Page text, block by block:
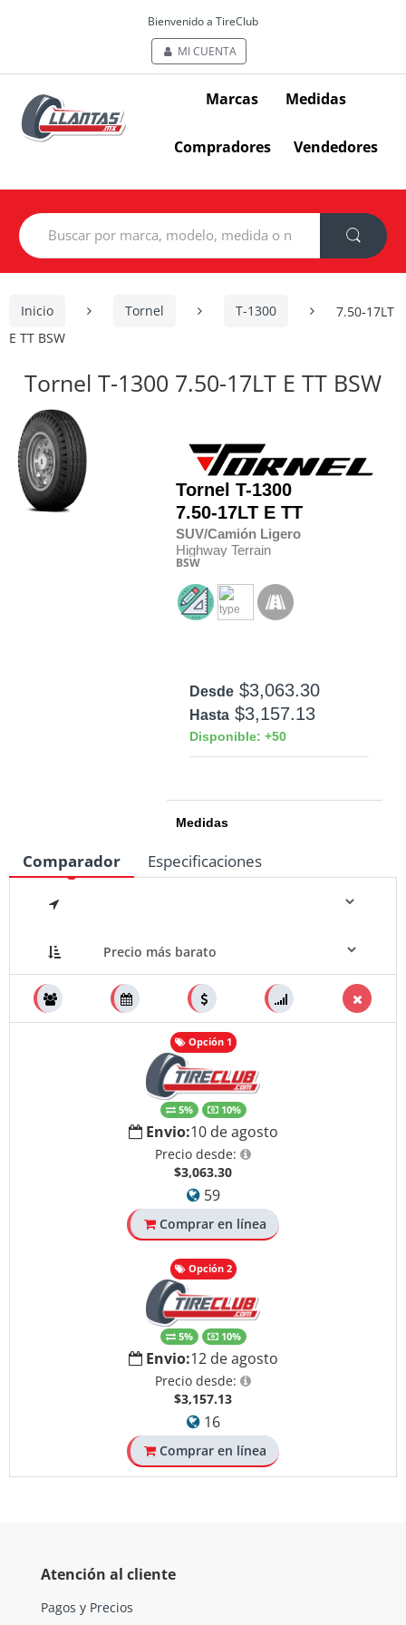
Bienvenido a TireClub
MI CUENTA
Marcas Medidas
Compradores Vendedores
Search
for:
Inicio Tornel T-1300
7.50-17LT
E TT BSW
Tornel T-1300 7.50-17LT E TT BSW
Tornel T-1300
7.50-17LT E TT
SUV/Camión Ligero
Highway Terrain
BSW
Desde $3,063.30
Hasta $3,157.13
Disponible: +50
Medidas
Comparador Especificaciones
Opción 1
5% 10%
Envio:10 de agosto
Precio desde:
$3,063.30
59
Comprar en línea
Opción 2
5% 10%
Envio:12 de agosto
Precio desde:
$3,157.13
16
Comprar en línea
Atención al cliente
Pagos y Precios